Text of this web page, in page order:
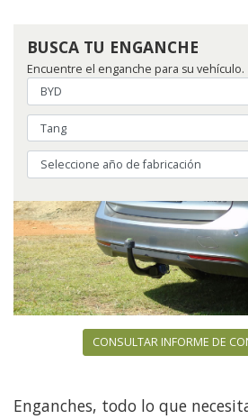
BUSCA TU ENGANCHE
Encuentre el enganche para su vehículo.
CONSULTAR INFORME DE
Enganches, todo lo que